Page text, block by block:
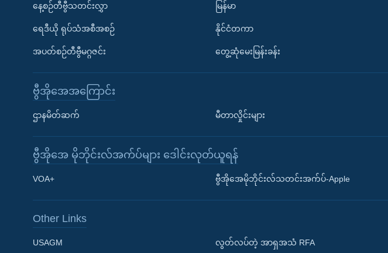
Learning English
နေ့စဉ်တီဗွီသတင်းလွှာ
ရေဒီယို ရုပ်သံအစီအစဉ်
အပတ်စဉ်တီဗွီမဂ္ဂဇင်း
မြန်မာ
နိုင်ငံတကာ
တွေ့ဆုံမေးမြန်းခန်း
ဗွီအိုအေအကြောင်း
ဌာနမိတ်ဆက် မီတာလှိုင်းများ
ဗွီအိုအေ မိုဘိုင်းလ်အက်ပ်များ ဒေါင်းလုတ်ယူရန်
VOA+ ဗွီအိုအေမိုဘိုင်းလ်သတင်းအက်ပ်-Apple
Other Links
USAGM လွတ်လပ်တဲ့ အာရှအသံ RFA